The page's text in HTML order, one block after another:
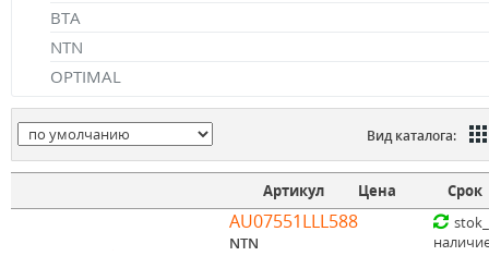
BTA
NTN
OPTIMAL
Вид каталога:
Артикул Цена Срок
AU07551LLL588
NTN